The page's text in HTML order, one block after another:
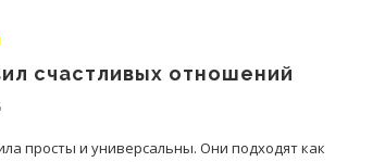
счастливых отношений
просты и универсальны. Они подходят как